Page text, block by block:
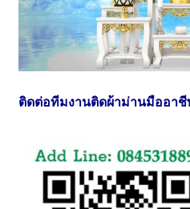
ติดต่อทีมงานติดผ้าม่านมืออาชี